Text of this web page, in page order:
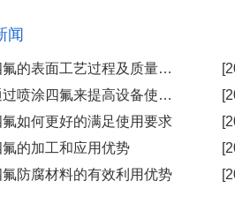
闻
◦ 喷涂四氟的表面工艺过程及质量保证方法
◦ 怎样通过喷涂四氟来提高设备使用效率
如何更好的满足使用要求
的加工和应用优势
防腐材料的有效利用优势